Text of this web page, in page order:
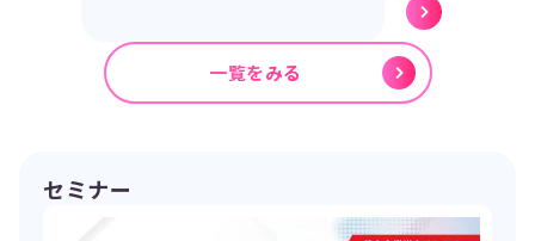
一覧をみる
セミナー